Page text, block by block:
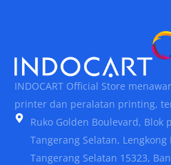
INDOCART Official Store
printer dan peralatan printing,
Ruko Golden Boulevard, Blok
Tangerang Selatan,
Tangerang Selatan 15323,